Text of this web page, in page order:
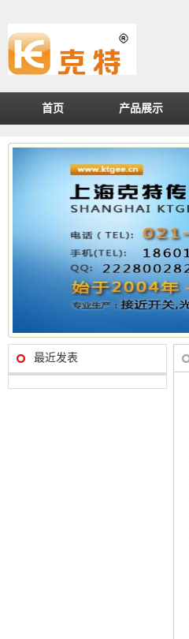
首页 产品展示
最近发表